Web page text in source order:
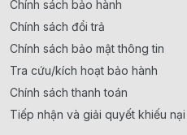
Chính sách bảo hành
Chính sách đổi trả
Chính sách bảo mật thông tin
Tra cứu/kích hoạt bảo hành
Chính sách thanh toán
Tiếp nhận và giải quyết khiếu nại